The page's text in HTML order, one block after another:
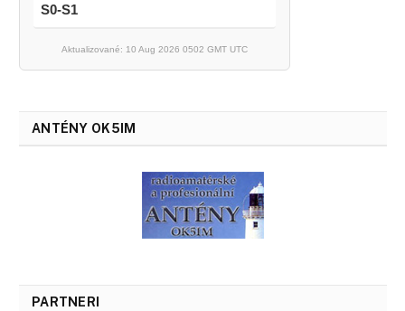
S0-S1
Aktualizované: 10 Aug 2026 0502 GMT UTC
ANTÉNY OK5IM
PARTNERI